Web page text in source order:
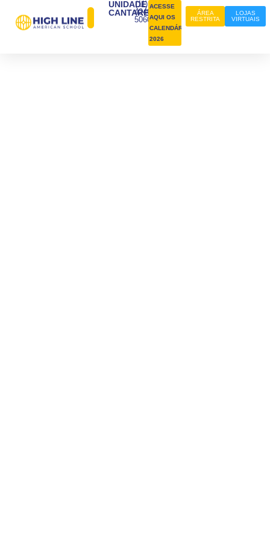
UNIDADE
CANTAREIRA
(11)
4240-
5060
ACESSE
AQUI OS
CALENDÁRIOS
2026
ÁREA
RESTRITA
LOJAS
VIRTUAIS